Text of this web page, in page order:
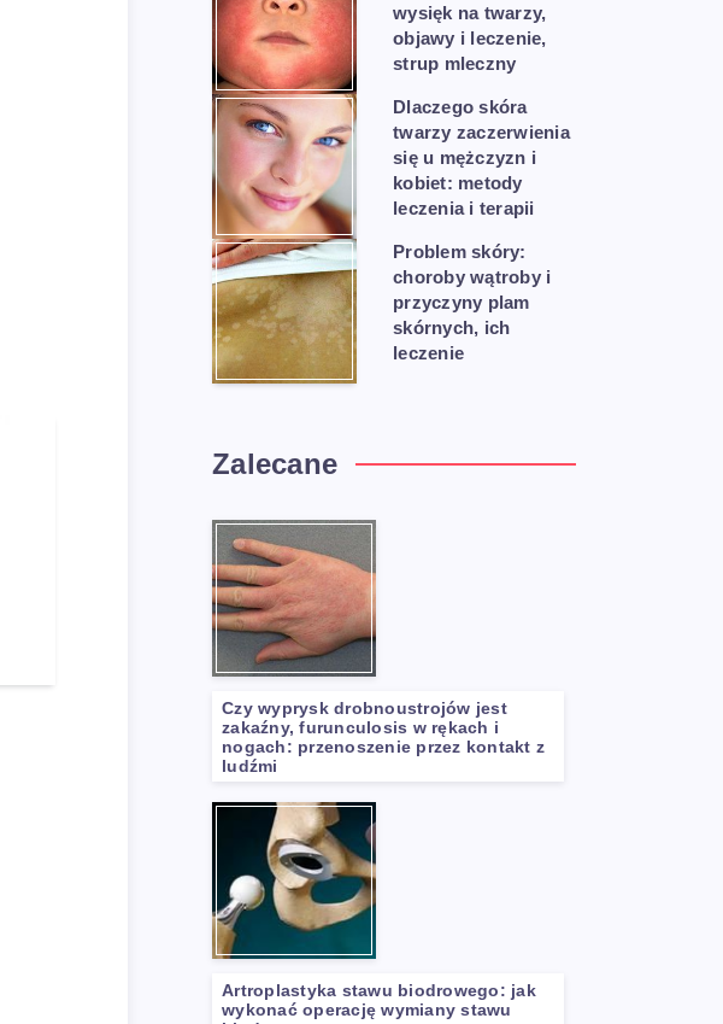
wysięk na twarzy,
objawy i leczenie,
strup mleczny
Dlaczego skóra
twarzy zaczerwienia
się u mężczyzn i
kobiet: metody
leczenia i terapii
Problem skóry:
choroby wątroby i
przyczyny plam
skórnych, ich
leczenie
Zalecane
Czy wyprysk drobnoustrojów jest
zakaźny, furunculosis w rękach i
nogach: przenoszenie przez kontakt z
ludźmi
Artroplastyka stawu biodrowego: jak
wykonać operację wymiany stawu